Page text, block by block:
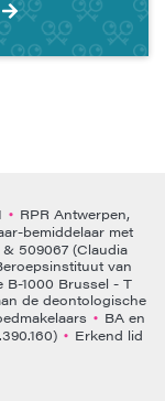
• RPR Antwerpen,
bemiddelaar met
509067 (Claudia
van
B-1000 Brussel - T
de deontologische
• BA en
• Erkend lid